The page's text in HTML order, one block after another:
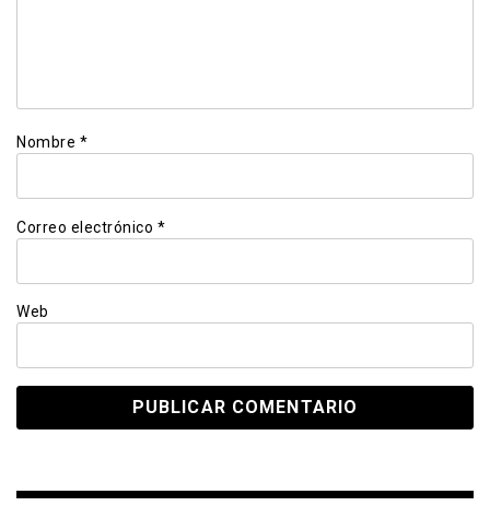
Nombre *
Correo electrónico *
Web